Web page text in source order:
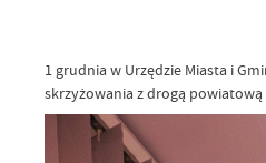
1 grudnia w Urzędzie Miasta i
skrzyżowania z drogą powiatową